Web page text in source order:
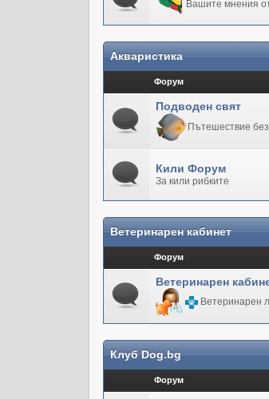
Вашите мнения
Акваристика
Форум
Подводен свят
Пътешествие без
Кили Форум
За кили рибките
Ветеринарен кабинет
Форум
Ветеринарен
Ветеринарен
Клуб Dog.bg
Форум